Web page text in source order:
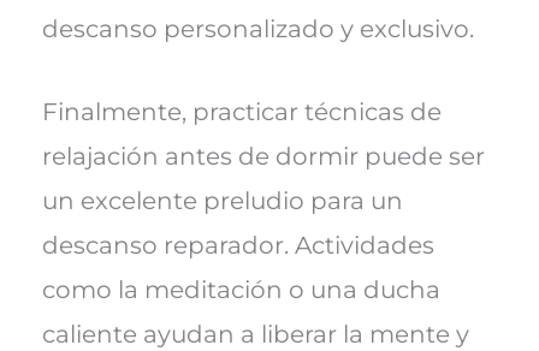
descanso personalizado y exclusivo.
Finalmente, practicar técnicas de
relajación antes de dormir puede ser
un excelente preludio para un
descanso reparador. Actividades
como la meditación o una ducha
caliente ayudan a liberar la mente y